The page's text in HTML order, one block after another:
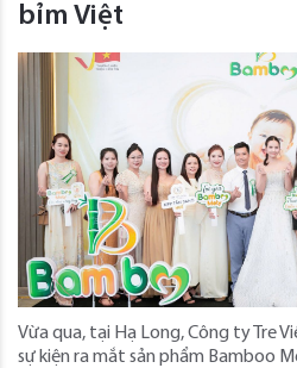
bỉm Việt
Vừa qua, tại Hạ Long, Công ty Tre
sự kiện ra mắt sản phẩm Bamboo